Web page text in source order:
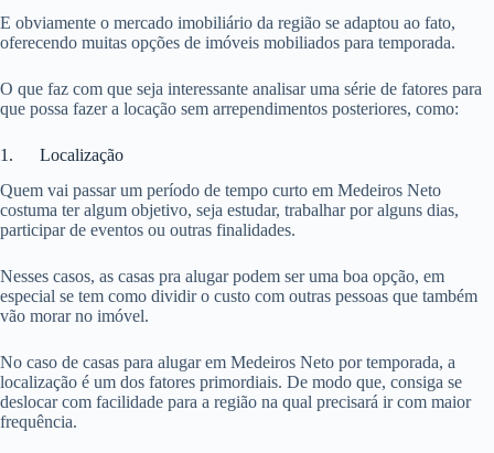
E obviamente o mercado imobiliário da região se adaptou ao fato,
oferecendo muitas opções de imóveis mobiliados para temporada.
O que faz com que seja interessante analisar uma série de fatores para
que possa fazer a locação sem arrependimentos posteriores, como:
1. Localização
Quem vai passar um período de tempo curto em Medeiros Neto
costuma ter algum objetivo, seja estudar, trabalhar por alguns dias,
participar de eventos ou outras finalidades.
Nesses casos, as casas pra alugar podem ser uma boa opção, em
especial se tem como dividir o custo com outras pessoas que também
vão morar no imóvel.
No caso de casas para alugar em Medeiros Neto por temporada, a
localização é um dos fatores primordiais. De modo que, consiga se
deslocar com facilidade para a região na qual precisará ir com maior
frequência.